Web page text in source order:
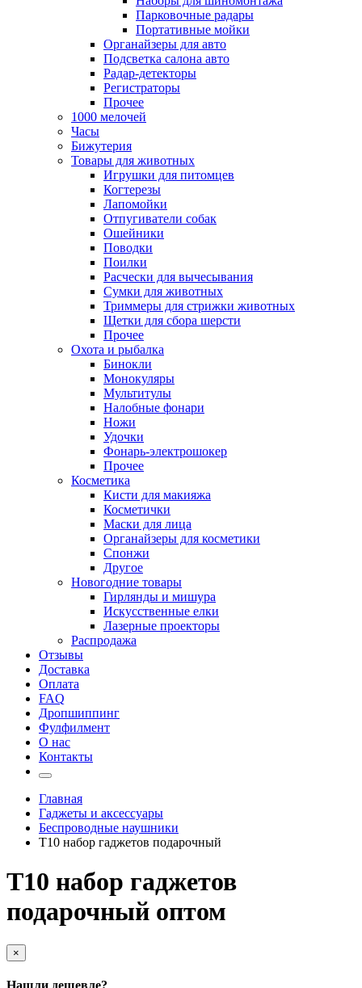
Парковочные радары
Портативные мойки
Органайзеры для авто
Подсветка салона авто
Радар-детекторы
Регистраторы
Прочее
1000 мелочей
Часы
Бижутерия
Товары для животных
Игрушки для питомцев
Когтерезы
Лапомойки
Отпугиватели собак
Ошейники
Поводки
Поилки
Расчески для вычесывания
Сумки для животных
Триммеры для стрижки животных
Щетки для сбора шерсти
Прочее
Охота и рыбалка
Бинокли
Монокуляры
Мультитулы
Налобные фонари
Ножи
Удочки
Фонарь-электрошокер
Прочее
Косметика
Кисти для макияжа
Косметички
Маски для лица
Органайзеры для косметики
Спонжи
Другое
Новогодние товары
Гирлянды и мишура
Искусственные елки
Лазерные проекторы
Распродажа
Отзывы
Доставка
Оплата
FAQ
Дропшиппинг
Фулфилмент
О нас
Контакты
Главная
Гаджеты и аксессуары
Беспроводные наушники
T10 набор гаджетов подарочный
T10 набор гаджетов
подарочный оптом
×